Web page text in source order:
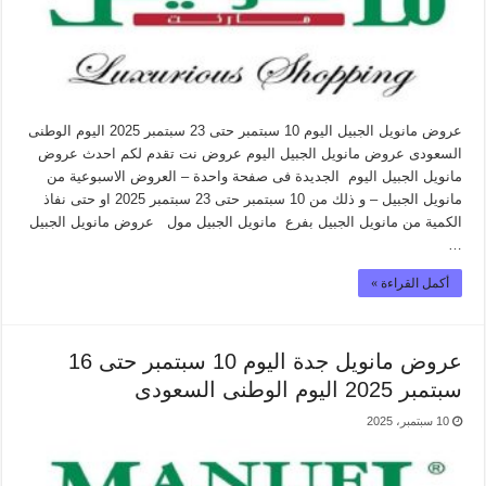
عروض مانويل الجبيل اليوم 10 سبتمبر حتى 23 سبتمبر 2025 اليوم الوطنى
السعودى عروض مانويل الجبيل اليوم عروض نت تقدم لكم احدث عروض
مانويل الجبيل اليوم الجديدة فى صفحة واحدة – العروض الاسبوعية من
مانويل الجبيل – و ذلك من 10 سبتمبر حتى 23 سبتمبر 2025 او حتى نفاذ
الكمية من مانويل الجبيل بفرع مانويل الجبيل مول عروض مانويل الجبيل
…
أكمل القراءة »
عروض مانويل جدة اليوم 10 سبتمبر حتى 16
سبتمبر 2025 اليوم الوطنى السعودى
10 سبتمبر، 2025